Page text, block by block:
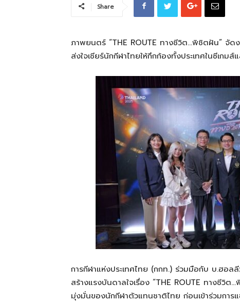
ความ
Share
ภาพยนตร์ “THE ROUTE ทางชีวิต…พิชิตฝัน” จั
ส่งใจเชียร์นักกีฬาไทยให้กึกก้องทั้งประเทศในซีเกมส์
การกีฬาแห่งประเทศไทย (กกท.) ร่วมมือกับ บ.ฮอ
สร้างแรงบันดาลใจเรื่อง “THE ROUTE ทางชีวิต
มุ่งมั่นของนักกีฬาตัวแทนชาติไทย ก่อนเข้าร่วมการ